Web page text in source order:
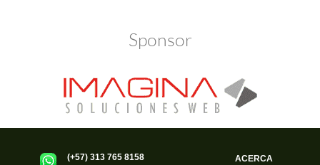
Sponsor
(+57) 313 765 8158
ACERCA